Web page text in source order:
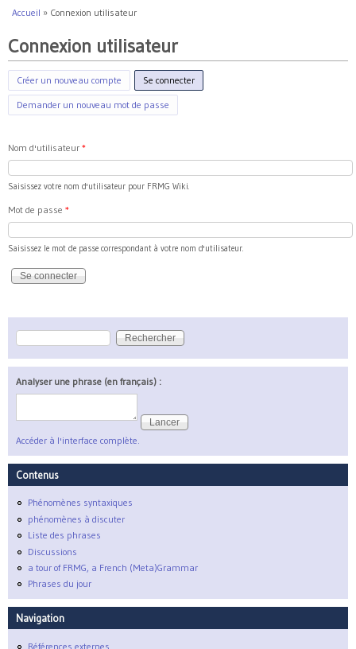
Vous êtes ici
Accueil » Connexion utilisateur
Connexion utilisateur
Créer un nouveau compte Se connecter
Demander un nouveau mot de passe
Nom d'utilisateur *
Saisissez votre nom d'utilisateur pour FRMG Wiki.
Mot de passe *
Saisissez le mot de passe correspondant à votre nom d'utilisateur.
Formulaire de recherche
Rechercher
Analyser une phrase (en français) :
Accéder à l'interface complète.
Contenus
Phénomènes syntaxiques
phénomènes à discuter
Liste des phrases
Discussions
a tour of FRMG, a French (Meta)Grammar
Phrases du jour
Navigation
Références externes